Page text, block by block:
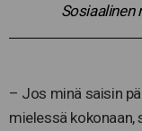
Sosiaalinen
– Jos minä saisin
mielessä kokonaan,